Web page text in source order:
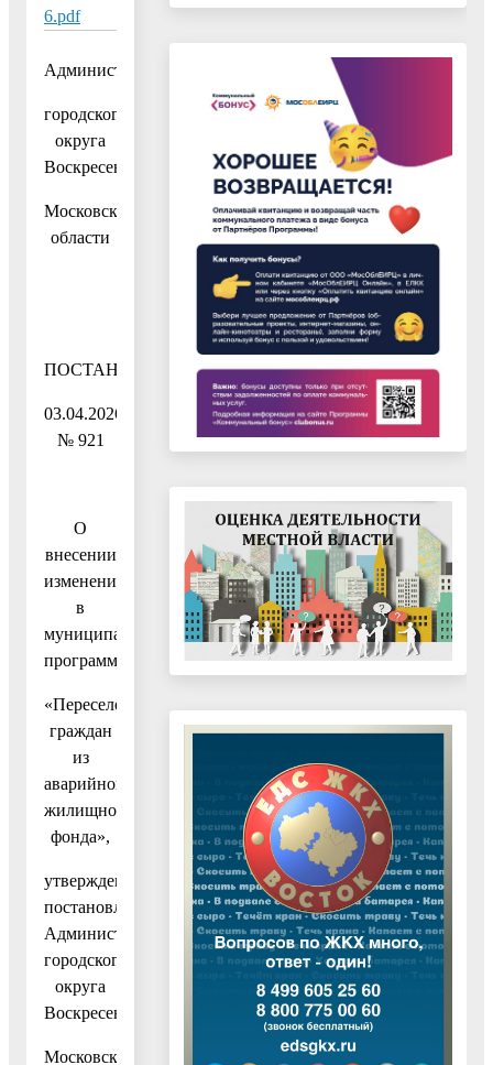
6.pdf
Администрация
городского
округа
Воскресенск
Московской
области
ПОСТАНОВЛЕНИЕ
03.04.2026
№ 921
О
внесении
изменения
в
муниципальную
программу
«Переселение
граждан
из
аварийного
жилищного
фонда»,
утвержденную
постановлением
Администрации
городского
округа
Воскресенск
Московской